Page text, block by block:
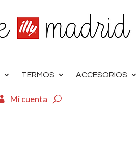
TERMOS ACCESORIOS
Mi cuenta